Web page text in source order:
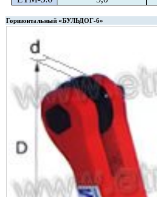
Горизонтальный «БУЛЬДОГ-6»